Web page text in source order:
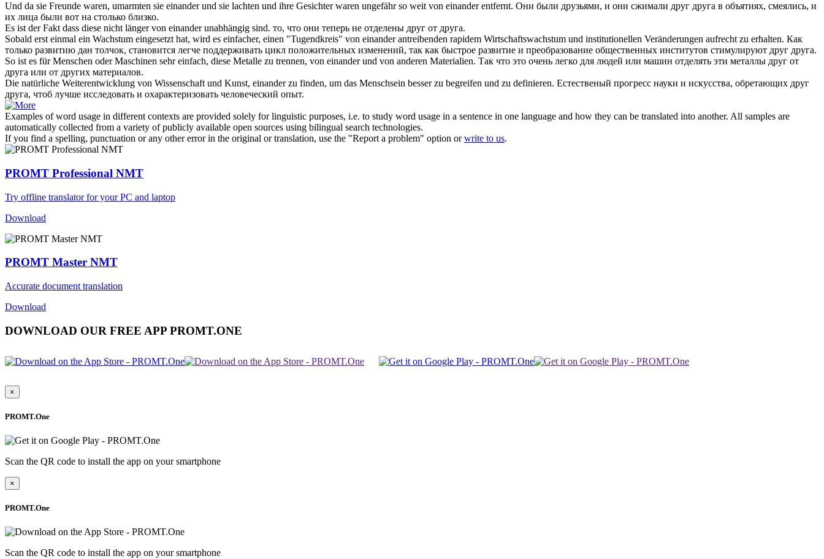
Und da sie Freunde waren, umarmten sie einander und sie lachten und ihre Gesichter waren ungefähr so weit von einanderentfernt. Они были друзьями, и они сжимали друг друга в объятиях, смеялись, и
их лица были вот на столько близко.
Es ist der Fakt dass diese nicht längervon einanderunabhängig sind. то, что они теперь не отделены друг от друга.
Sobald erst einmal ein Wachstum eingesetzt hat, wird es einfacher, einen "Tugendkreis" von einanderantreibenden rapidem Wirtschaftswachstum und institutionellen Veränderungen aufrecht zu erhalten. Как
только развитию дан толчок, становится легче поддерживать цикл положительных изменений, так как быстрое развитие и преобразование общественных институтов стимулируют друг друга.
So ist es für Menschen oder Maschinen sehr einfach, diese Metalle zu trennen, von einanderund von anderen Materialien. Так что это очень легко для людей или машин отделять эти металлы друг от
друга или от других материалов.
Die natürliche Weiterentwicklung von Wissenschaft und Kunst, einanderzu finden, um das Menschsein besser zu begreifen und zu definieren. Естественый прогресс науки и искусства, обретающих друг
друга, чтоб лучше исследовать и охарактеризовать человеческий опыт.
Examples of word usage in different contexts are provided solely for linguistic purposes, i.e. to study word usage in a sentence in one language and how they can be translated into another. All samples are
automatically collected from a variety of publicly available open sources using bilingual search technologies.
If you find a spelling, punctuation or any other error in the original or translation, use the "Report a problem" option orwrite to us.
PROMT Professional NMT
Try offline translator for your PC and laptop
Download
PROMT Master NMT
Accurate document translation
Download
DOWNLOAD OUR FREE APP PROMT.ONE
×
PROMT.One
Scan the QR code to install the app on your smartphone
×
PROMT.One
Scan the QR code to install the app on your smartphone